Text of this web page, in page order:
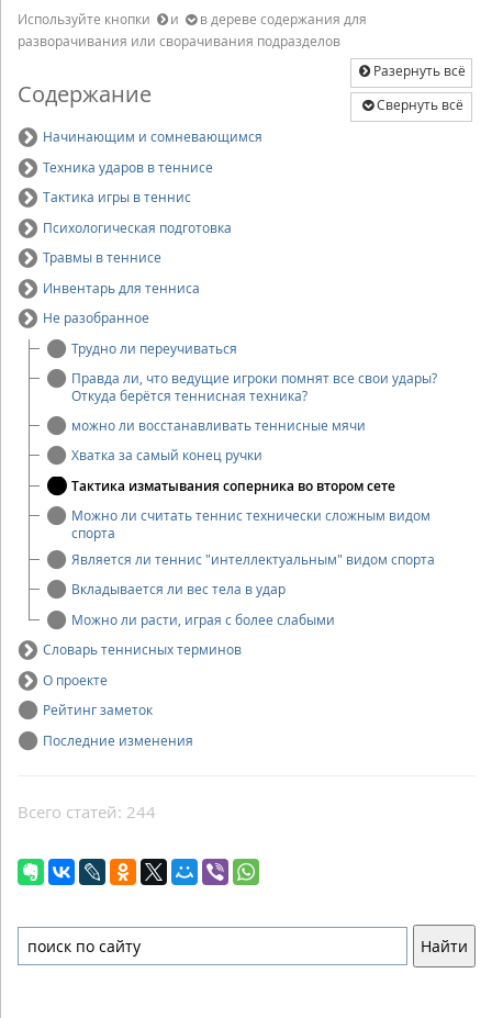
Используйте кнопки и
в дереве содержания для
разворачивания или сворачивания подразделов
Разернуть всё
Свернуть всё
Содержание
Начинающим и сомневающимся
Техника ударов в теннисе
Тактика игры в теннис
Психологическая подготовка
Травмы в теннисе
Инвентарь для тенниса
Не разобранное
Трудно ли переучиваться
Правда ли, что ведущие игроки помнят все свои удары?
Откуда берётся теннисная техника?
можно ли восстанавливать теннисные мячи
Хватка за самый конец ручки
Тактика изматывания соперника во втором сете
Можно ли считать теннис технически сложным видом
спорта
Является ли теннис "интеллектуальным" видом спорта
Вкладывается ли вес тела в удар
Можно ли расти, играя с более слабыми
Словарь теннисных терминов
О проекте
Рейтинг заметок
Последние изменения
Всего статей: 244